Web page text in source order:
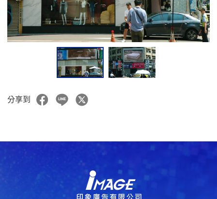
分享到